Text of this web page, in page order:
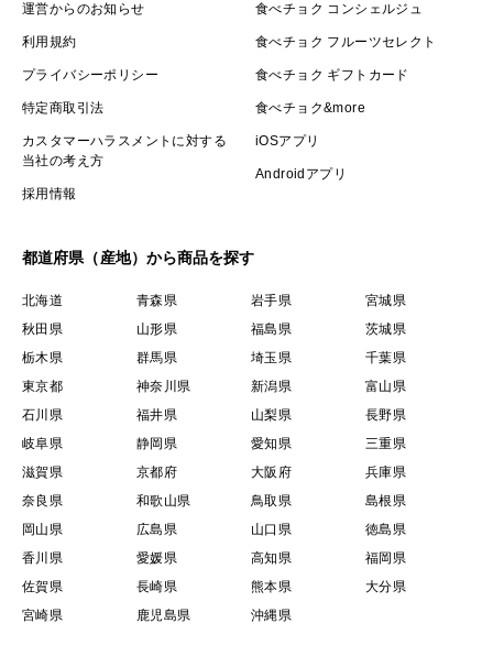
運営からのお知らせ
利用規約
プライバシーポリシー
特定商取引法
カスタマーハラスメントに対する
当社の考え方
採用情報
食べチョク コンシェルジュ
食べチョク フルーツセレクト
食べチョク ギフトカード
食べチョク&more
iOSアプリ
Androidアプリ
都道府県（産地）から商品を探す
北海道 青森県 岩手県
宮城県
秋田県
山形県 福島県
茨城県
栃木県
群馬県 埼玉県
千葉県
東京都
神奈川県 新潟県
富山県
石川県
福井県 山梨県
長野県
岐阜県
静岡県 愛知県
三重県
滋賀県
京都府 大阪府
兵庫県
奈良県
和歌山県 鳥取県
島根県
岡山県
広島県 山口県
徳島県
香川県
愛媛県 高知県
福岡県
佐賀県
長崎県 熊本県
大分県
宮崎県
鹿児島県 沖縄県